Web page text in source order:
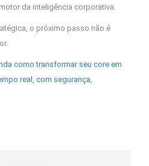
da inteligência corporativa.
o próximo passo não é
como transformar seu core em
real, com segurança,